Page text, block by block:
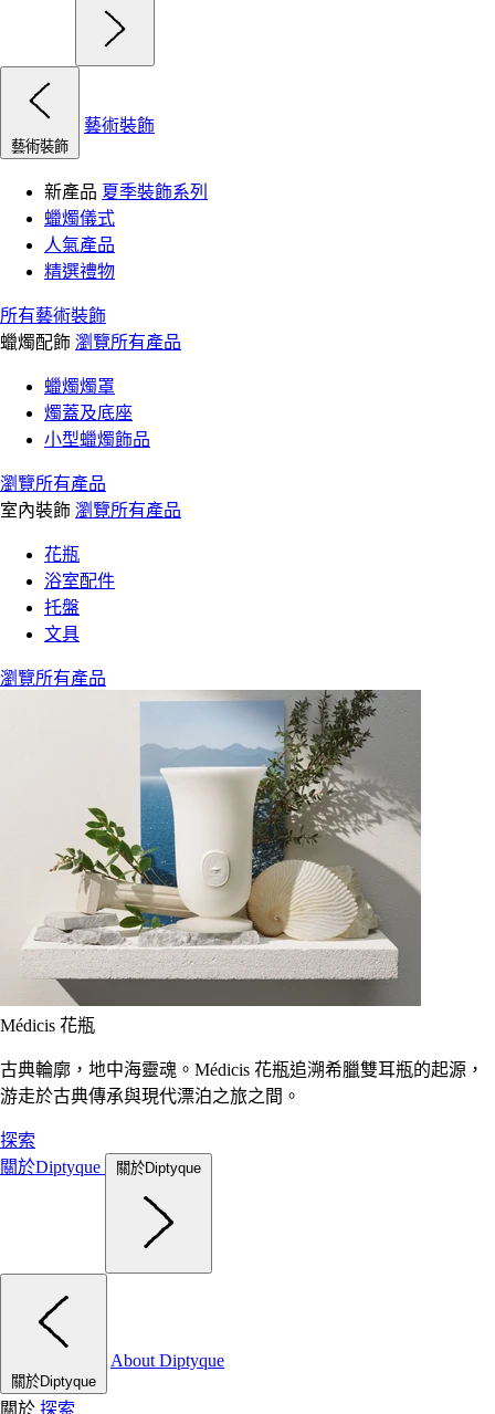
藝術裝飾
藝術裝飾
新產品 夏季裝飾系列
蠟燭儀式
人氣產品
精選禮物
所有藝術裝飾
蠟燭配飾 瀏覽所有產品
蠟燭燭罩
燭蓋及底座
小型蠟燭飾品
瀏覽所有產品
室內裝飾 瀏覽所有產品
花瓶
浴室配件
托盤
文具
瀏覽所有產品
Médicis 花瓶
古典輪廓，地中海靈魂。Médicis 花瓶追溯希臘雙耳瓶的起源，
游走於古典傳承與現代漂泊之旅之間。
探索
關於Diptyque
關於Diptyque
關於Diptyque
About Diptyque
關於 探索